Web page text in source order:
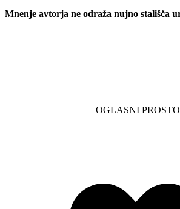
Mnenje avtorja ne odraža nujno stališča